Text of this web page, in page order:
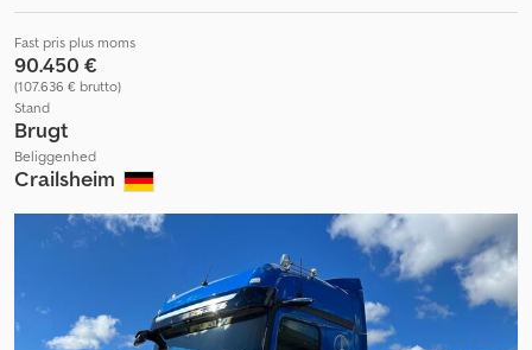
Fast pris plus moms
90.450 €
(107.636 € brutto)
Stand
Brugt
Beliggenhed
Crailsheim